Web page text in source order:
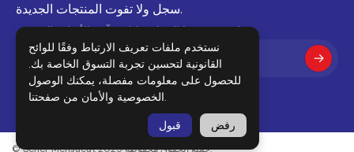
سجل ولا تفوت المنتجات الجديدة.
سجل في نشرتنا الإخبارية لتلقي آخر الأخبار والعروض.
© Seher Mensucat 2025 جميع الحقوق محفوظة.
نستخدم ملفات تعريف الارتباط وفقًا للوائح
القانونية لتحسين تجربة التسوق الخاصة بك.
للحصول على معلومات مفصلة، يمكنك الوصول
الخصوصية والأمانمن صفحتنا.
قبول
رفض